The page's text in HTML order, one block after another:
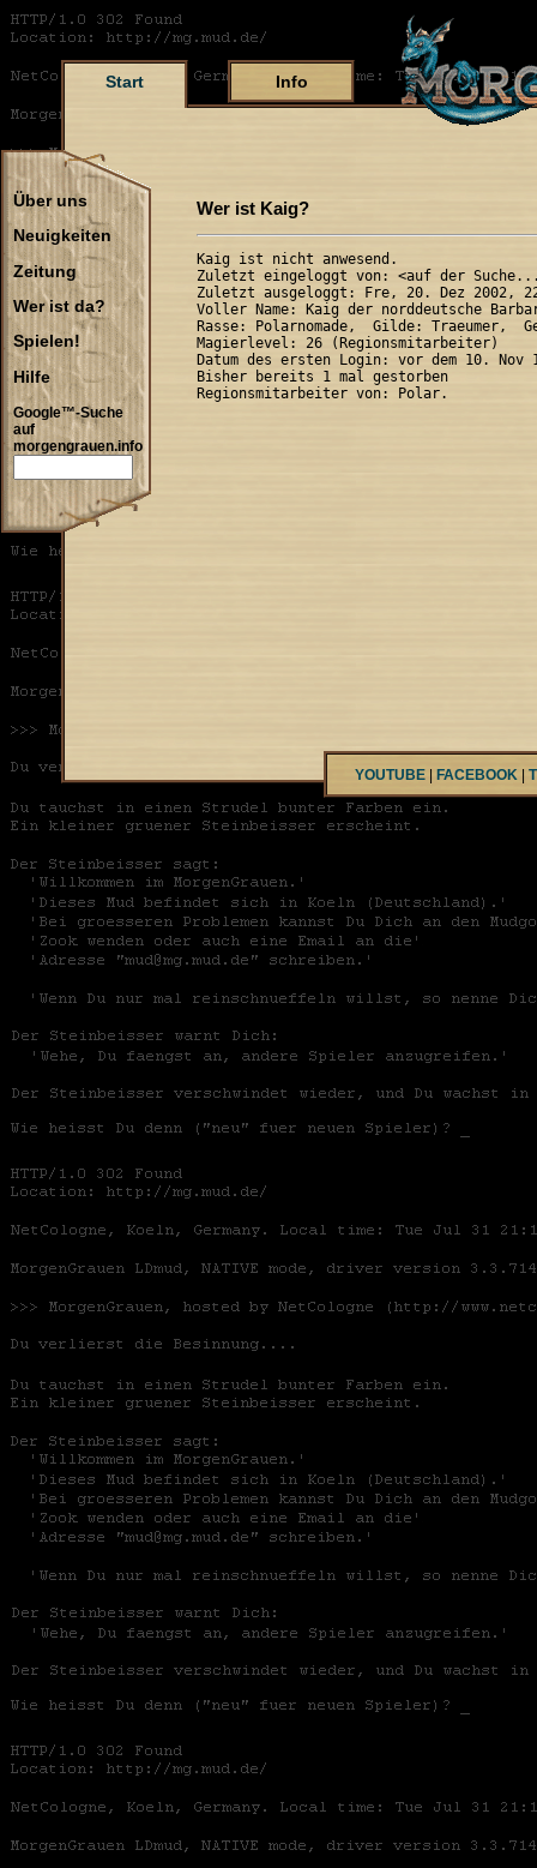
Start Info
Über uns
Neuigkeiten
Zeitung
Wer ist da?
Spielen!
Hilfe
Google™-Suche
auf
morgengrauen.info
Wer ist Kaig?
Kaig ist nicht anwesend.
Zuletzt eingeloggt von: <auf der
Zuletzt ausgeloggt: Fre, 20. Dez 2002,
Voller Name: Kaig der norddeutsche
Rasse: Polarnomade,  Gilde: Traeumer,
Magierlevel: 26 (Regionsmitarbeiter)
Datum des ersten Login: vor dem 10. Nov
Bisher bereits 1 mal gestorben
YOUTUBE FACEBOOK